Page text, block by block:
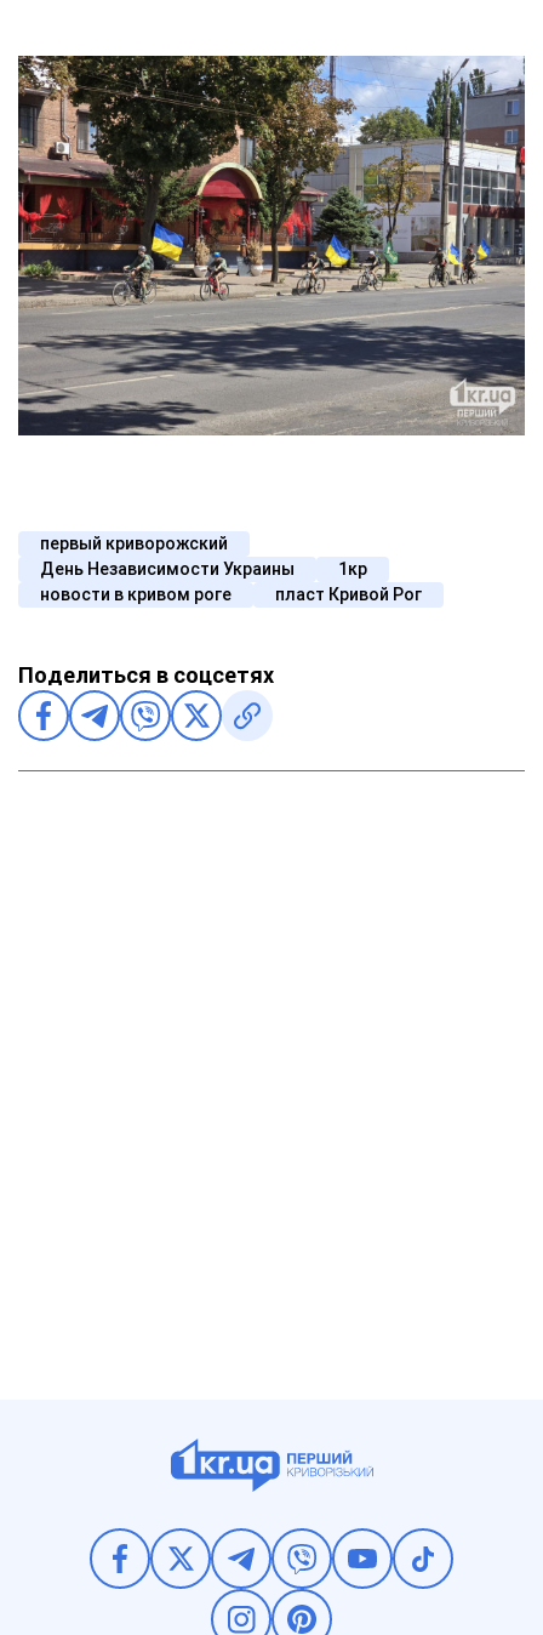
первый криворожский
День Независимости Украины
1кр
новости в кривом роге
пласт Кривой Рог
Поделиться в соцсетях